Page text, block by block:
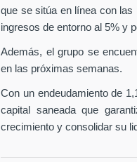
que se sitúa en línea con
ingresos de entorno al 5% y
Además, el grupo se
en las próximas semanas.
Con un endeudamiento de
capital saneada que
crecimiento y consolidar su